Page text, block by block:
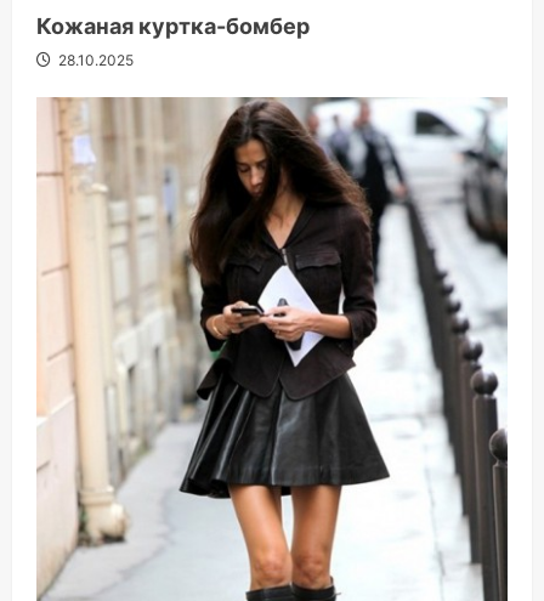
Кожаная куртка-бомбер
28.10.2025